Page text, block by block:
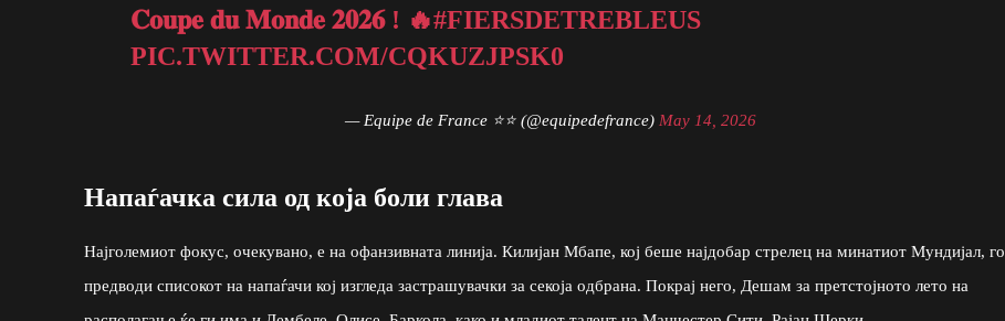
𝐂𝐨𝐮𝐩𝐞 𝐝𝐮 𝐌𝐨𝐧𝐝𝐞 𝟐𝟎𝟐𝟔 ! 🔥#FIERSDETREBLEUS
PIC.TWITTER.COM/CQKUZJPSK0
— Equipe de France ⭐⭐ (@equipedefrance) May 14, 2026
Напаѓачка сила од која боли глава
Најголемиот фокус, очекувано, е на офанзивната линија. Килијан Мбапе, кој беше најдобар стрелец на минатиот Мундијал, го
предводи списокот на напаѓачи кој изгледа застрашувачки за секоја одбрана. Покрај него, Дешам за претстојното лето на